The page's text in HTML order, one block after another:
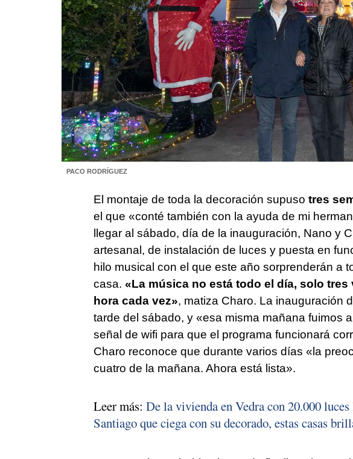
PACO RODRÍGUEZ
El montaje de toda la decoración supuso tres
el que «conté también con la ayuda de mi
llegar al sábado, día de la inauguración, Nano y
artesanal, de instalación de luces y puesta en
hilo musical con el que este año sorprenderán a
casa. «La música no está todo el día, solo tres
hora cada vez», matiza Charo. La inauguración
tarde del sábado, y «esa misma mañana fuimos
señal de wifi para que el programa funcionará
Charo reconoce que durante varios días «la
cuatro de la mañana. Ahora está lista».
Leer más: De la vivienda en Vedra con 20.000
Santiago que ciega con su decorado, estas casas